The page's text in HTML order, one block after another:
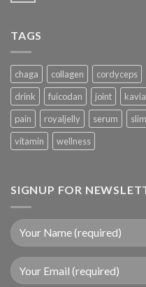
TAGS
chaga collagen cordyceps
drink
fuicodan joint
pain
royaljelly serum slim
vitamin
wellness
SIGNUP FOR